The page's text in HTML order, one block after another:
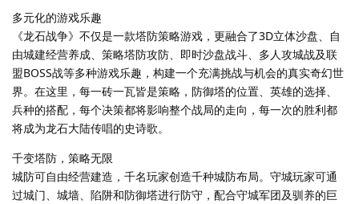
多元化的游戏乐趣
《龙石战争》不仅是一款塔防策略游戏，更融合了3D立体沙盘、自
由城建经营养成、策略塔防攻防、即时沙盘战斗、多人攻城战及联
盟BOSS战等多种游戏乐趣，构建一个充满挑战与机会的真实奇幻世
界。在这里，每一砖一瓦皆是策略，防御塔的位置、英雄的选择、
兵种的搭配，每个决策都将影响整个战局的走向，每一次的胜利都
将成为龙石大陆传唱的史诗歌。
千变塔防，策略无限
城防可自由经营建造，千名玩家创造千种城防布局。守城玩家可通
过城门、城墙、陷阱和防御塔进行防守，配合守城军团及驯养的巨